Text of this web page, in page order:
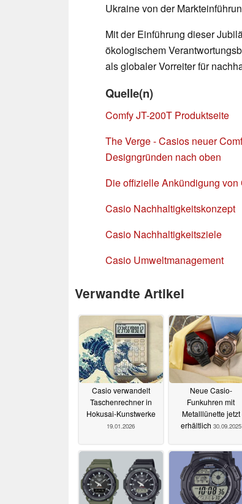
Ukraine von der
Mit der Einführung dieser
ökologischem
als globaler Vorreiter für
Quelle(n)
Comfy JT-200T Produktseite
The Verge - Casios neuer
Designgründen nach oben
Die offizielle Ankündigung von
Casio Nachhaltigkeitskonzept
Casio Nachhaltigkeitsziele
Casio Umweltmanagement
Verwandte Artikel
Casio verwandelt
Taschenrechner in
Hokusai-Kunstwerke
19.01.2026
Neue Casio-
Funkuhren mit
Metalllünette jetzt
erhältlich 30.09.2025